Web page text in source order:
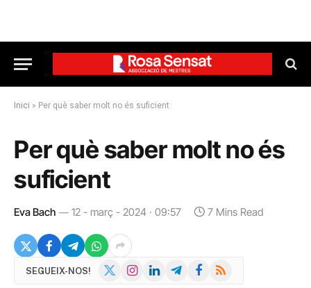
Inici » Per què saber molt no és suficient
Per què saber molt no és
suficient
Eva Bach 12 - març - 2024 · 09:57 7 Mins Read
SEGUEIX-NOS!
X
InstagramLinkedInTelegramFacebook
RSS